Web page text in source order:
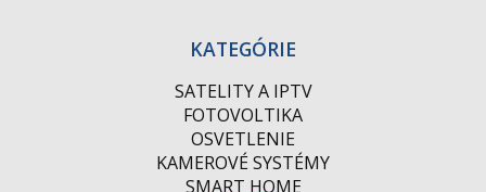
KATEGÓRIE
SATELITY A IPTV
FOTOVOLTIKA
OSVETLENIE
KAMEROVÉ SYSTÉMY
SMART HOME